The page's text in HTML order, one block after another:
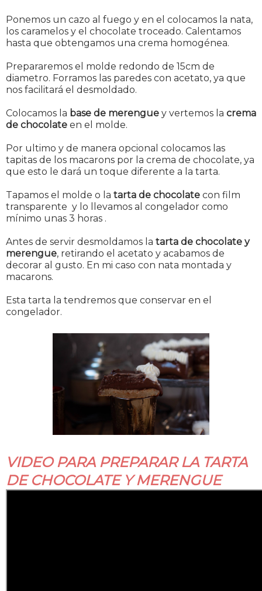
Ponemos un cazo al fuego y en el colocamos la nata,
los caramelos y el chocolate troceado. Calentamos
hasta que obtengamos una crema homogénea.
Prepararemos el molde redondo de 15cm de
diametro. Forramos las paredes con acetato, ya que
nos facilitará el desmoldado.
Colocamos la base de merengue y vertemos la crema
de chocolate en el molde.
Por ultimo y de manera opcional colocamos las
tapitas de los macarons por la crema de chocolate, ya
que esto le dará un toque diferente a la tarta.
Tapamos el molde o la tarta de chocolate con film
transparente y lo llevamos al congelador como
mínimo unas 3 horas .
Antes de servir desmoldamos la tarta de chocolate y
merengue, retirando el acetato y acabamos de
decorar al gusto. En mi caso con nata montada y
macarons.
Esta tarta la tendremos que conservar en el
congelador.
VIDEO PARA PREPARAR LA TARTA
DE CHOCOLATE Y MERENGUE